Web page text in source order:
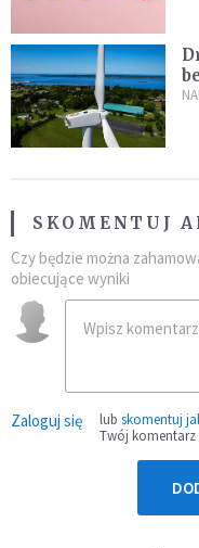
SKOMENTUJ
Czy będzie można
obiecujące wyniki
Zaloguj się lub skomentuj
Twój